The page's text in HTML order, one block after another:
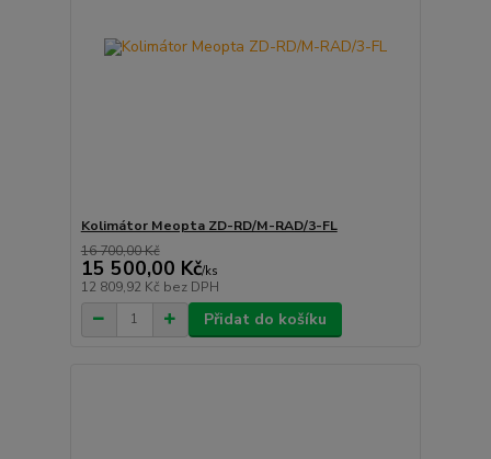
Kolimátor Meopta ZD-RD/M-RAD/3-FL
16 700,00 Kč
15 500,00 Kč/ks
12 809,92 Kč bez DPH
Přidat do košíku